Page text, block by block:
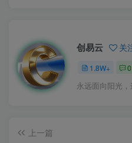
创易云 关
1.8W+ 0
永远面向阳光
上一篇